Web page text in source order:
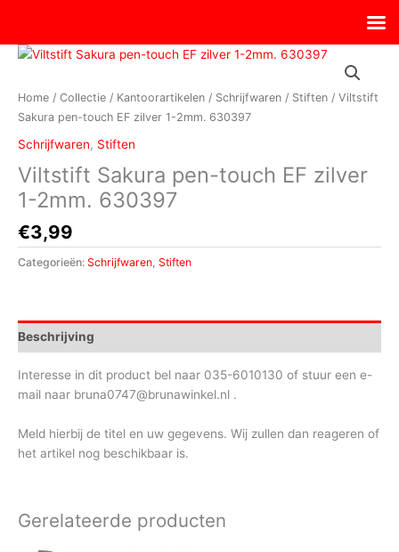
de
Home / Collectie / Kantoorartikelen / Schrijfwaren / Stiften / Viltstift
Sakura pen-touch EF zilver 1-2mm. 630397
Schrijfwaren, Stiften
Viltstift Sakura pen-touch EF zilver
1-2mm. 630397
€3,99
Categorieën: Schrijfwaren Stiften
Beschrijving
Interesse in dit product bel naar 035-6010130 of stuur een e-
mail naar bruna0747@brunawinkel.nl .
Meld hierbij de titel en uw gegevens. Wij zullen dan reageren of
het artikel nog beschikbaar is.
Gerelateerde producten